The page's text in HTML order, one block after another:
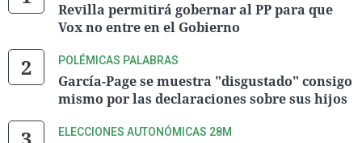
Revilla permitirá gobernar al PP para que
Vox no entre en el Gobierno
POLÉMICAS PALABRAS
García-Page se muestra "disgustado" consigo
mismo por las declaraciones sobre sus hijos
ELECCIONES AUTONÓMICAS 28M